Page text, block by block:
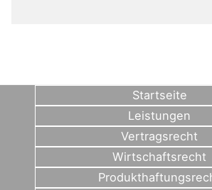
Startseite
Leistungen
Vertragsrecht
Wirtschaftsrecht